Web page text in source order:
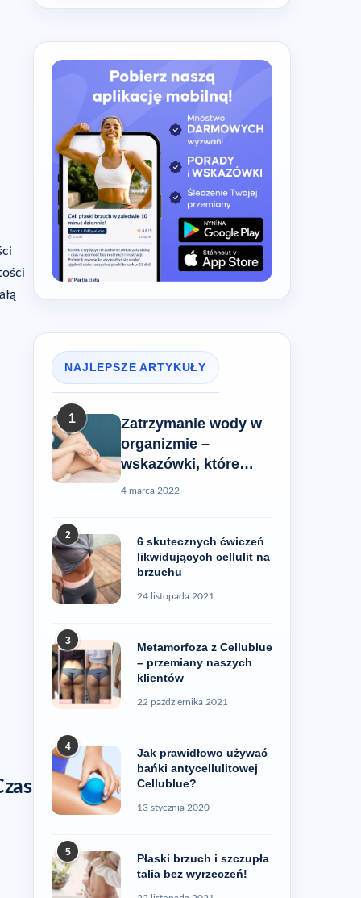
NAJLEPSZE ARTYKUŁY
1
Zatrzymanie wody w
organizmie –
wskazówki, które
pomogą Ci rozwiązać
4 marca 2022
2
6 skutecznych ćwiczeń
likwidujących cellulit na
brzuchu
24 listopada 2021
3
Metamorfoza z Cellublue
– przemiany naszych
klientów
22 października 2021
4
Jak prawidłowo używać
bańki antycellulitowej
Cellublue?
13 stycznia 2020
5
Płaski brzuch i szczupła
talia bez wyrzeczeń!